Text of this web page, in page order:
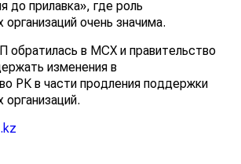
до прилавка», где роль
организаций очень значима.
обратилась в МСХ и правительство
изменения в
РК в части продления поддержки
организаций.